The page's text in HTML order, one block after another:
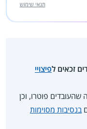
תנאי שימוש
זכאים לפיצויי
שהעובדים פוטרו, וכן
בנסיבות מסוימות